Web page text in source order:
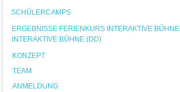
SCHÜLERCAMPS
ERGEBNISSE FERIENKURS INTERAKTIVE BÜHNE
INTERAKTIVE BÜHNE (DD)
KONZEPT
TEAM
ANMELDUNG